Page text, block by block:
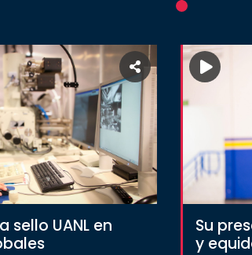
sello UANL en
Su
y